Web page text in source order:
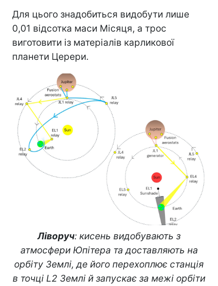
Для цього знадобиться видобути лише
0,01 відсотка маси Місяця, а трос
виготовити із матеріалів карликової
планети Церери.
Ліворуч: кисень видобувають з
атмосфери Юпітера та доставляють на
орбіту Землі, де його перехоплює станція
в точці L2 Землі й запускає за межі орбіти